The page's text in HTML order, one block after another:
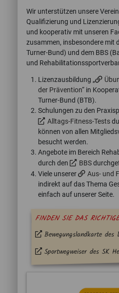
Wir unterstützen unsere
Qualifizierung und
und kooperativ mit unseren
zusammen, insbesondere mit
Turner-Bund) und dem BBS
und
Lizenzausbildung „
der Prävention“ in
Turner-Bund (BTB).
Schulungen zu den
Alltags-Fitness-Tests
können von allen
besucht werden.
Angebote im Bereich
durch den
BBS
Viele unserer
Aus- und
indirekt auf das Thema
einfach auf unserer Seite.
FINDEN SIE DAS
Bewegungslandkarte des
Sportwegweiser des SK